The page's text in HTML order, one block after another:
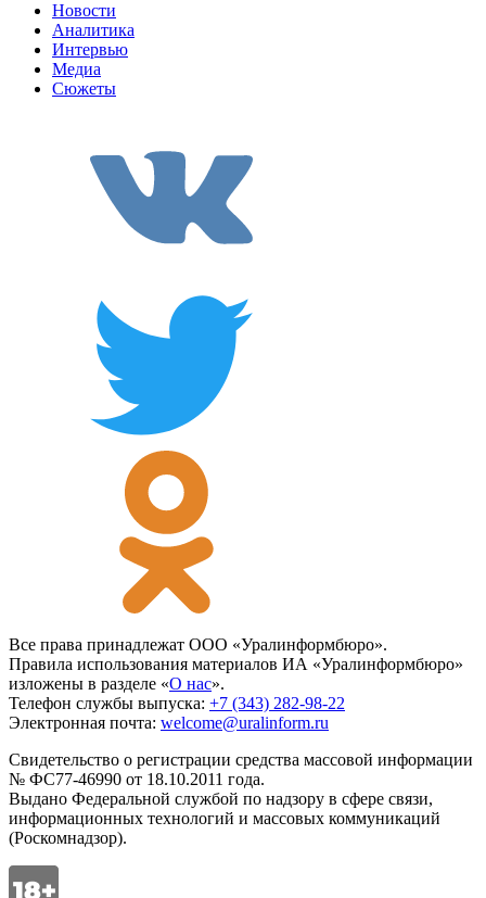
Новости
Аналитика
Интервью
Медиа
Сюжеты
Все права принадлежат ООО «Уралинформбюро».
Правила использования материалов ИА «Уралинформбюро»
изложены в разделе «О нас».
Телефон службы выпуска: +7 (343) 282-98-22
Электронная почта: welcome@uralinform.ru
Свидетельство о регистрации средства массовой информации
№ ФС77-46990 от 18.10.2011 года.
Выдано Федеральной службой по надзору в сфере связи,
информационных технологий и массовых коммуникаций
(Роскомнадзор).